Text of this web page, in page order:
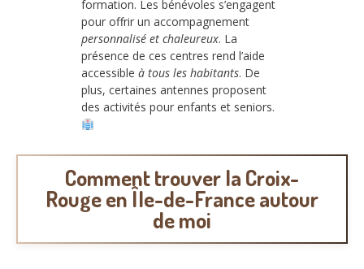
formation. Les bénévoles s’engagent
pour offrir un accompagnement
personnalisé et chaleureux. La
présence de ces centres rend l’aide
accessible à tous les habitants. De
plus, certaines antennes proposent
des activités pour enfants et seniors.
Comment trouver la Croix-
Rouge en Île-de-France autour
de moi